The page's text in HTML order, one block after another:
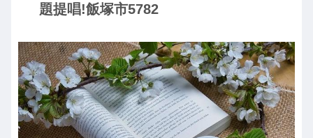
題提唱!飯塚市5782